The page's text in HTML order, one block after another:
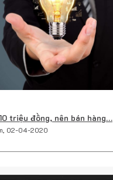
triệu đồng, nên bán hàng…
02-04-2020